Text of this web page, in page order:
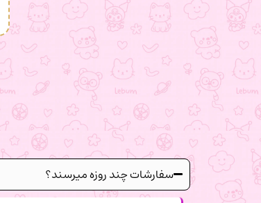
سفارشات چند روزه میرسند؟